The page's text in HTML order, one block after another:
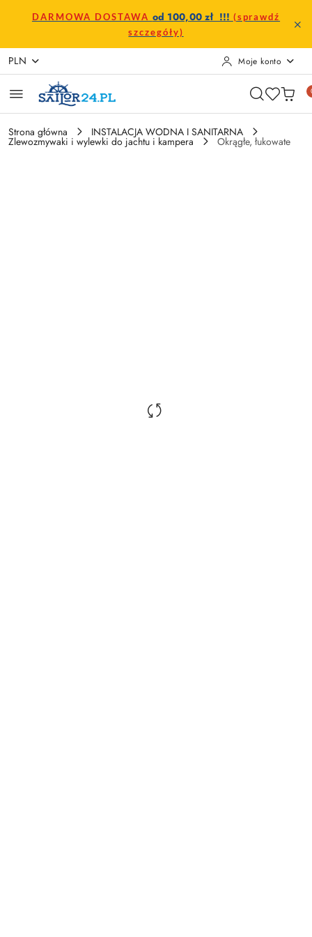
Przejdź do treści głównej
Przejdź do wyszukiwarki
Przejdź do moje konto
Przejdź do menu głównego
Przejdź do opisu produktu
Przejdź do stopki
DARMOWA DOSTAWA od 100,00 zł !!! (sprawdź
szczegóły)
PLN Moje konto
Strona główna INSTALACJA WODNA I SANITARNA
Zlewozmywaki i wylewki do jachtu i kampera Okrągłe, łukowate